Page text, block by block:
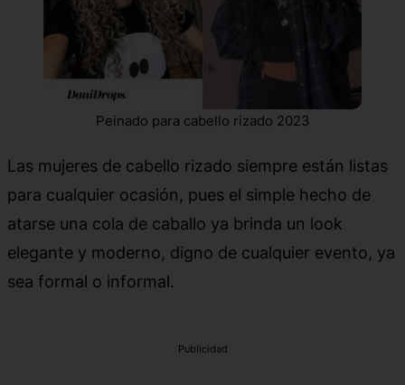
Peinado para cabello rizado 2023
Las mujeres de cabello rizado siempre están listas
para cualquier ocasión, pues el simple hecho de
atarse una cola de caballo ya brinda un look
elegante y moderno, digno de cualquier evento, ya
sea formal o informal.
Publicidad